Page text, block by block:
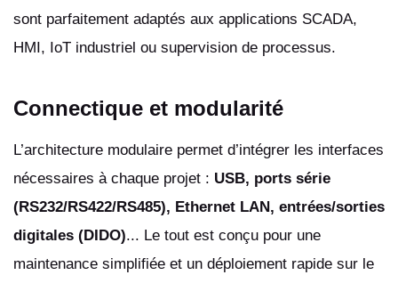
sont parfaitement adaptés aux applications SCADA,
HMI, IoT industriel ou supervision de processus.
Connectique et modularité
L’architecture modulaire permet d’intégrer les interfaces
nécessaires à chaque projet : USB, ports série
(RS232/RS422/RS485), Ethernet LAN, entrées/sorties
digitales (DIDO)... Le tout est conçu pour une
maintenance simplifiée et un déploiement rapide sur le